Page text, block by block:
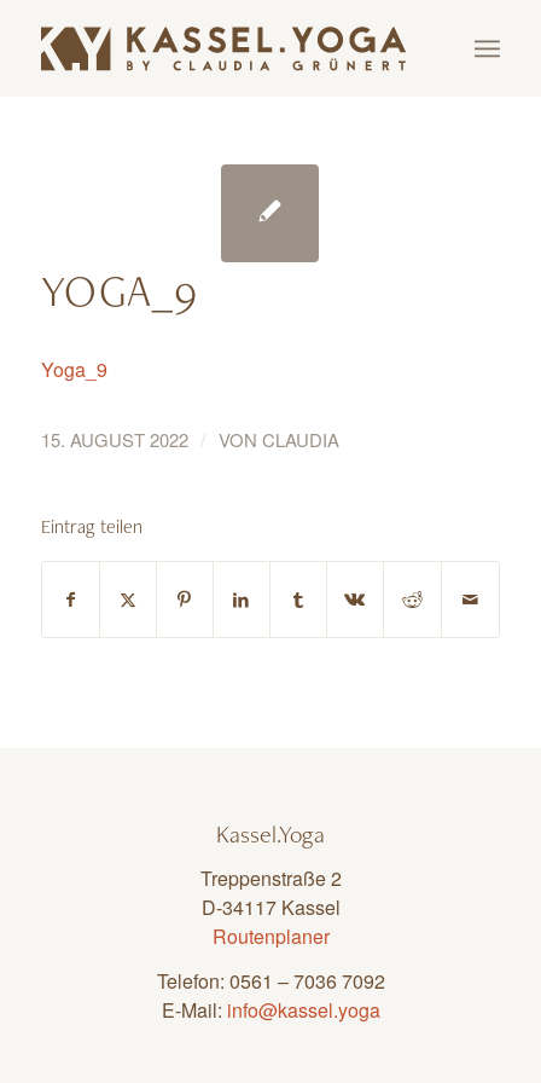
YOGA_9
Yoga_9
15. AUGUST 2022 / VON CLAUDIA
Eintrag teilen
Kassel.Yoga
Treppenstraße 2
D-34117 Kassel
Routenplaner
Telefon: 0561 – 7036 7092
E-Mail: info@kassel.yoga